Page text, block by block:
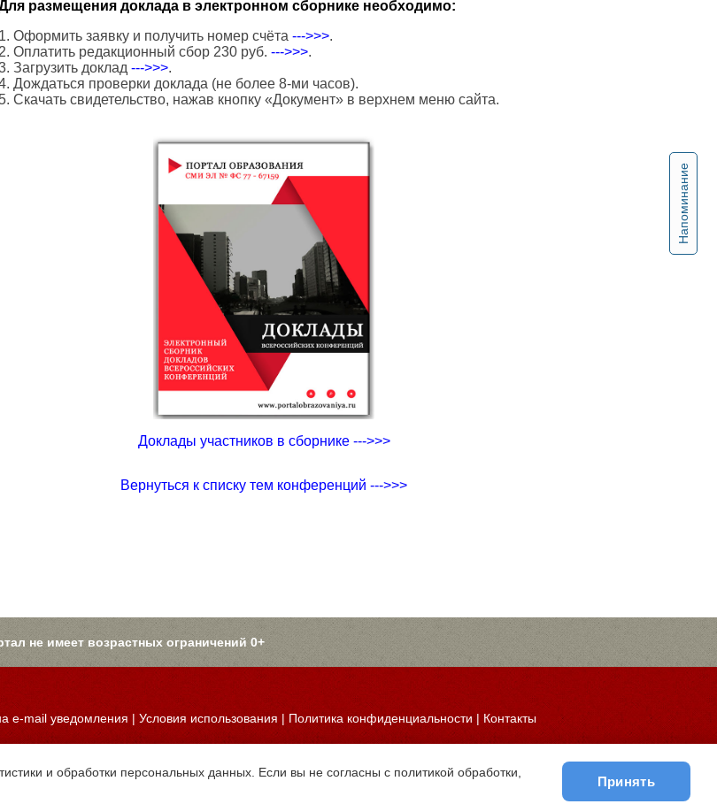
Напоминание
размещения доклада в электронном сборнике необходимо:
1. Оформить заявку и получить номер счёта --->>>.
2. Оплатить редакционный сбор 230 руб. --->>>.
Загрузить доклад --->>>.
Дождаться проверки доклада (не более 8-ми часов).
5. Скачать свидетельство, нажав кнопку «Документ» в верхнем меню сайта.
Доклады участников в сборнике --->>>
Вернуться к списку тем конференций --->>>
не имеет возрастных ограничений 0+
e-mail уведомления |Условия использования | Политика конфиденциальности| Контакты
и обработки персональных данных. Если вы не согласны с политикой обработки,
Принять